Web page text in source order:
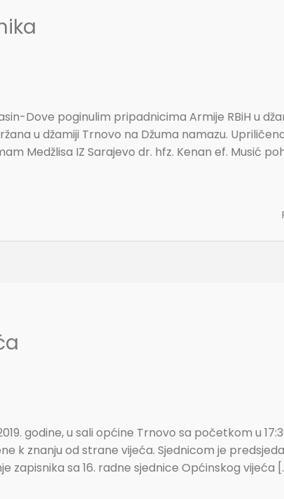
Dove poginulim pripadnicima Armije RBiH u
u džamiji Trnovo na Džuma namazu.
Medžlisa IZ Sarajevo dr. hfz. Kenan ef. Musić
godine, u sali općine Trnovo sa početkom u
k znanju od strane vijeća. Sjednicom je
zapisnika sa 16. radne sjednice Općinskog vijeća